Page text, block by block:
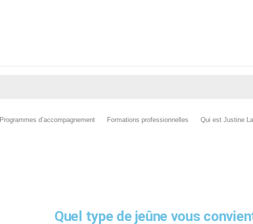
Programmes d’accompagnement Formations professionnelles Qui est Justine
Quel type de jeûne vous